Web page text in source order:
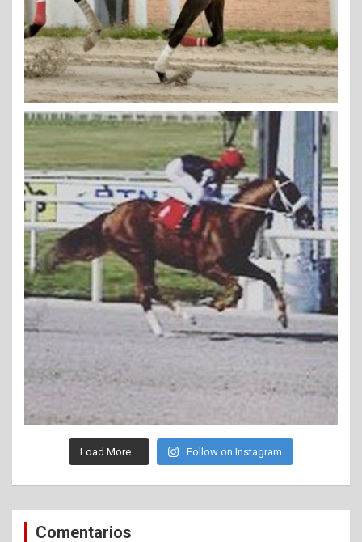
Load More... Follow on Instagram
Comentarios